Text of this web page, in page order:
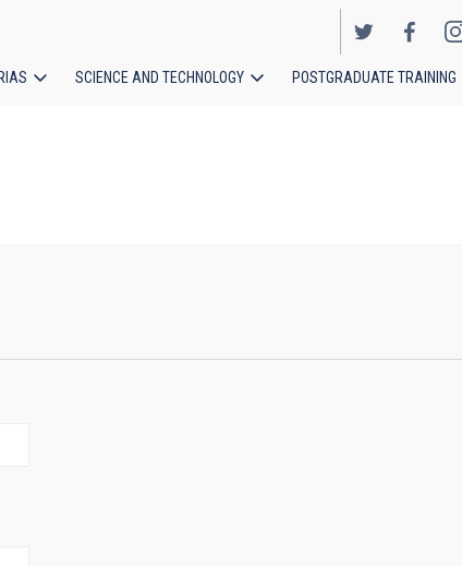
SCIENCE AND TECHNOLOGY POSTGRADUATE TRAINING